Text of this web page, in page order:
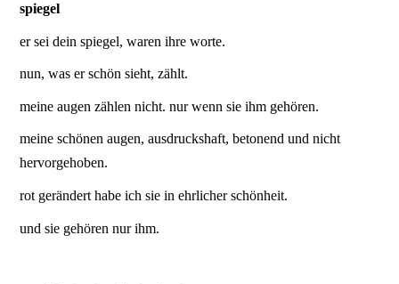
spiegel
er sei dein spiegel, waren ihre worte.
nun, was er schön sieht, zählt.
meine augen zählen nicht. nur wenn sie ihm gehören.
meine schönen augen, ausdruckshaft, betonend und nicht
hervorgehoben.
rot gerändert habe ich sie in ehrlicher schönheit.
und sie gehören nur ihm.